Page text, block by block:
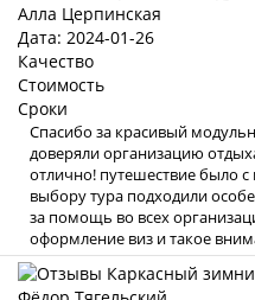
Алла Церпинская
Дата: 2024-01-26
Качество
Стоимость
Сроки
Спасибо за красивый
доверяли организацию
отлично! путешествие было
выбору тура подходили
за помощь во всех
оформление виз и такое